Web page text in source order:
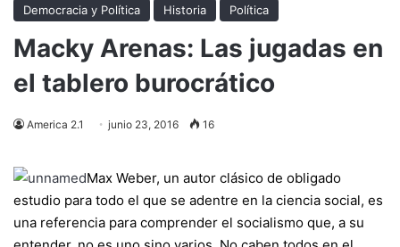
Democracia y Política Historia Política
Macky Arenas: Las jugadas en
el tablero burocrático
America 2.1 junio 23, 2016 16
Max Weber, un autor clásico de obligado
estudio para todo el que se adentre en la ciencia social, es
una referencia para comprender el socialismo que, a su